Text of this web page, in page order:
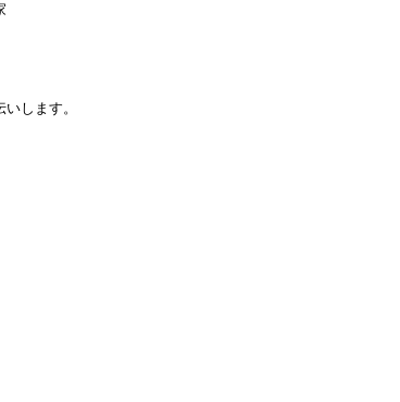
します。